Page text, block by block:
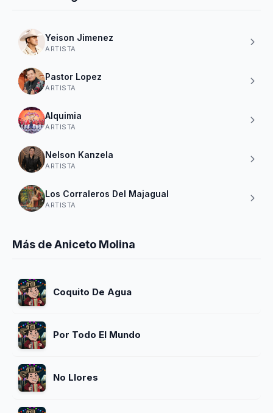
Yeison Jimenez
ARTISTA
Pastor Lopez
ARTISTA
Alquimia
ARTISTA
Nelson Kanzela
ARTISTA
Los Corraleros Del Majagual
ARTISTA
Más de Aniceto Molina
Coquito De Agua
Por Todo El Mundo
No Llores